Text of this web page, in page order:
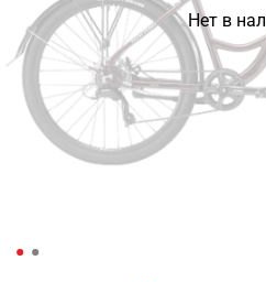
Нет в